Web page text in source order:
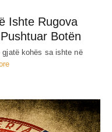
Ishte Rugova
Botën
gjatë kohës sa ishte në